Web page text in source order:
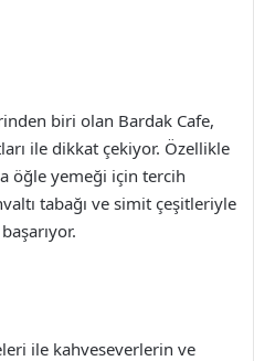
biri olan Bardak Cafe,
ile dikkat çekiyor. Özellikle
öğle yemeği için tercih
tabağı ve simit çeşitleriyle
ile kahveseverlerin ve